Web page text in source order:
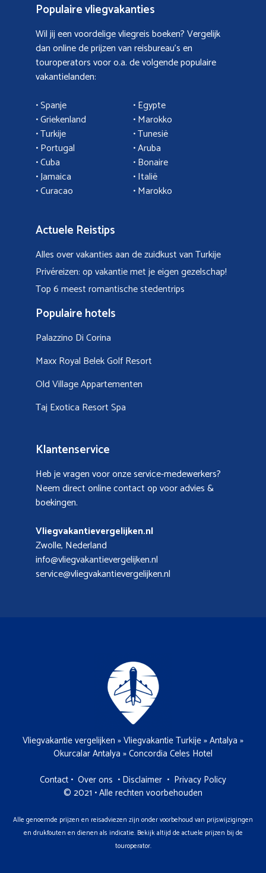
Populaire vliegvakanties
Wil jij een voordelige vliegreis boeken? Vergelijk
dan online de prijzen van reisbureau’s en
touroperators voor o.a. de volgende populaire
vakantielanden:
• Spanje
• Griekenland
• Turkije
•Portugal
•Cuba
•Jamaica
• Curacao
• Egypte
•Marokko
• Tunesië
•Aruba
• Bonaire
•Italië
•Marokko
Actuele Reistips
Alles over vakanties aan de zuidkust van Turkije
Privéreizen: op vakantie met je eigen gezelschap!
Top 6 meest romantische stedentrips
Populaire hotels
Palazzino Di Corina
Maxx Royal Belek Golf Resort
Old Village Appartementen
Taj Exotica Resort Spa
Klantenservice
Heb je vragen voor onze service-medewerkers?
Neem direct online contact op voor advies &
boekingen.
Vliegvakantievergelijken.nl
Zwolle, Nederland
info@vliegvakantievergelijken.nl
service@vliegvakantievergelijken.nl
Vliegvakantie vergelijken »Vliegvakantie Turkije»Antalya »
Okurcalar Antalya »Concordia Celes Hotel
Contact • Over ons • Disclaimer • Privacy Policy
© 2021 • Alle rechten voorbehouden
Alle genoemde prijzen en reisadviezen zijn onder voorbehoud van prijswijzigingen
en drukfouten en dienen als indicatie. Bekijk altijd de actuele prijzen bij de
touroperator.